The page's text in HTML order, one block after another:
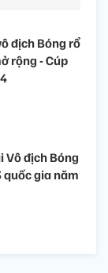
địch Bóng rổ
rộng - Cúp
Vô địch Bóng
quốc gia năm